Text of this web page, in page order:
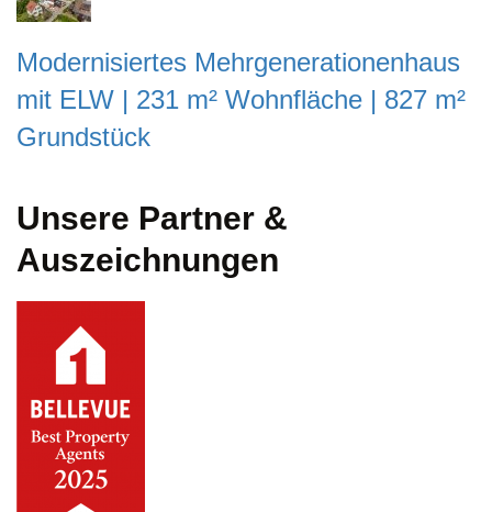
Modernisiertes Mehrgenerationenhaus
mit ELW | 231 m² Wohnfläche | 827 m²
Grundstück
Unsere Partner &
Auszeichnungen